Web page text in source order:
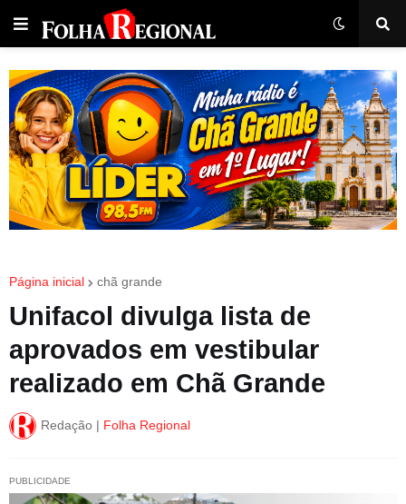
Página inicial chã grande
Unifacol divulga lista de
aprovados em vestibular
realizado em Chã Grande
Redação | Folha Regional
PUBLICIDADE